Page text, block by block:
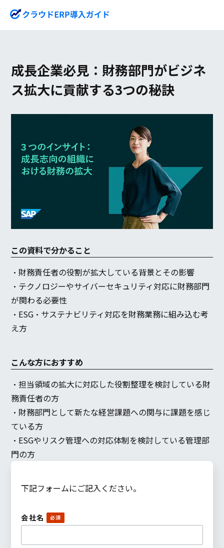
成長企業必見：財務部門がビジネ
ス拡大に貢献する3つの秘訣
この資料で分かること
・財務責任者の役割が拡大している背景とその影響
・テクノロジーやサイバーセキュリティ対応に財務部門
が関わる必要性
・ESG・サステナビリティ対応を財務業務に組み込む考
え方
こんな方におすすめ
・担当領域の拡大に対応した役割整理を検討している財
務責任者の方
・財務部門として新たな経営課題への関与に課題を感じ
ている方
・ESGやリスク管理への対応体制を検討している管理部
門の方
下記フォームにご記入ください。
会社名